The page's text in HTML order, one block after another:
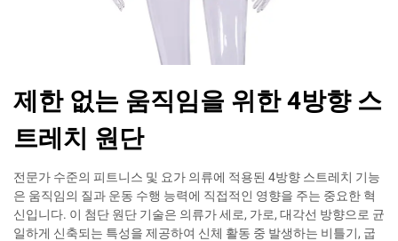
제한 없는 움직임을 위한 4방향 스
트레치 원단
전문가 수준의 피트니스 및 요가 의류에 적용된 4방향 스트레치 기능
은 움직임의 질과 운동 수행 능력에 직접적인 영향을 주는 중요한 혁
신입니다. 이 첨단 원단 기술은 의류가 세로, 가로, 대각선 방향으로 균
일하게 신축되는 특성을 제공하여 신체 활동 중 발생하는 비틀기, 굽